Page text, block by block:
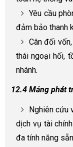
Yêu cầu
đảm bảo thanh
Cân đối
thái ngoại hối,
nhánh.
12.4 Mảng phát
Nghiên cứu
dịch vụ tài
đa tính năng